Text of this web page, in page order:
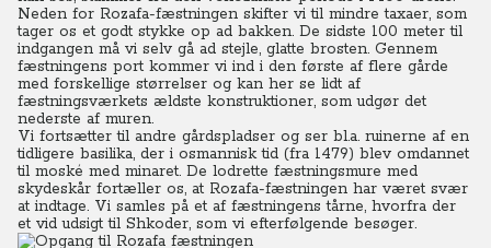
Neden for Rozafa-fæstningen skifter vi til mindre taxaer, som
tager os et godt stykke op ad bakken. De sidste 100 meter til
indgangen må vi selv gå ad stejle, glatte brosten. Gennem
fæstningens port kommer vi ind i den første af flere gårde
med forskellige størrelser og kan her se lidt af
fæstningsværkets ældste konstruktioner, som udgør det
nederste af muren.
Vi fortsætter til andre gårdspladser og ser bl.a. ruinerne af en
tidligere basilika, der i osmannisk tid (fra 1479) blev omdannet
til moské med minaret. De lodrette fæstningsmure med
skydeskår fortæller os, at Rozafa-fæstningen har været svær
at indtage. Vi samles på et af fæstningens tårne, hvorfra der
et vid udsigt til Shkoder, som vi efterfølgende besøger.